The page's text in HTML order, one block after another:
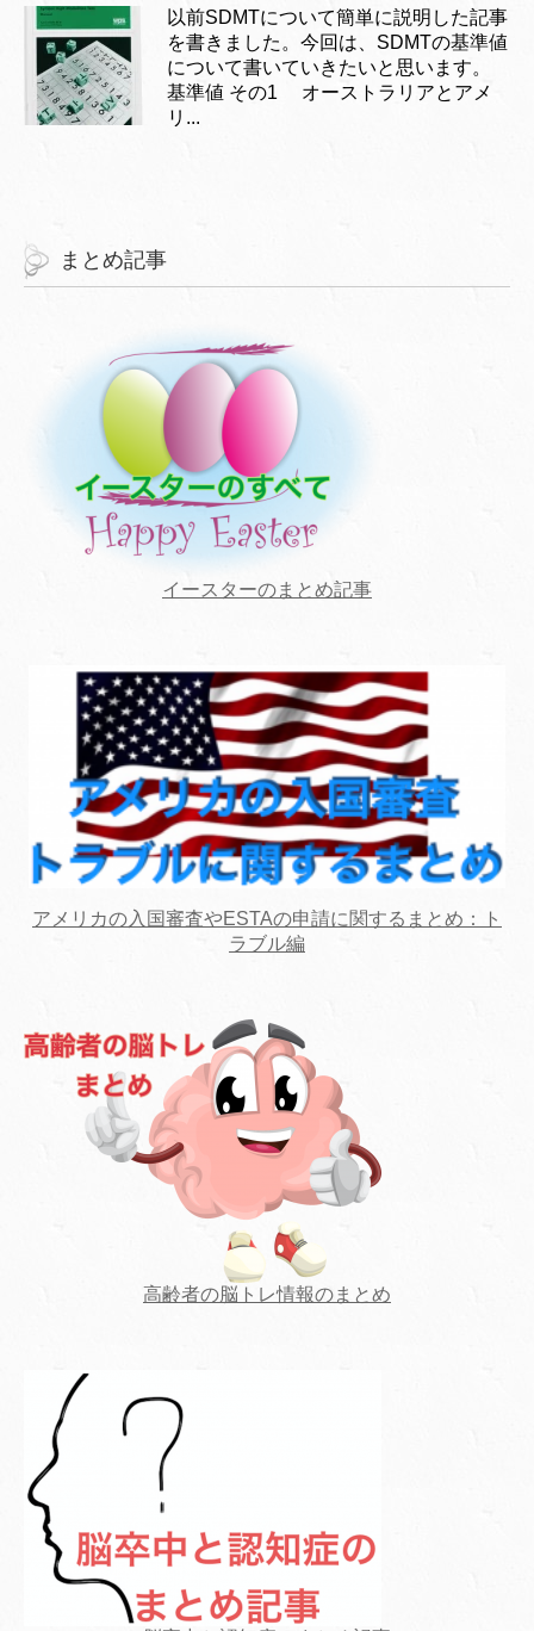
以前SDMTについて簡単に説明した記事
を書きました。今回は、SDMTの基準値
について書いていきたいと思います。
基準値 その1 オーストラリアとアメ
リ...
まとめ記事
イースターのまとめ記事
アメリカの入国審査やESTAの申請に関するまとめ：ト
ラブル編
高齢者の脳トレ情報のまとめ